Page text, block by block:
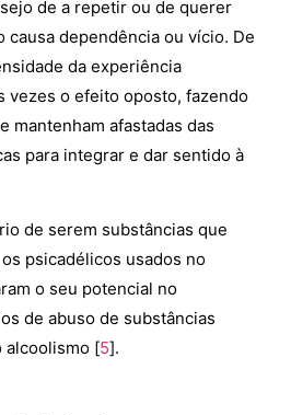
de a repetir ou de querer
causa dependência ou vício. De
da experiência
vezes o efeito oposto, fazendo
mantenham afastadas das
para integrar e dar sentido à
de serem substâncias que
psicadélicos usados no
o seu potencial no
de abuso de substâncias
alcoolismo [5].